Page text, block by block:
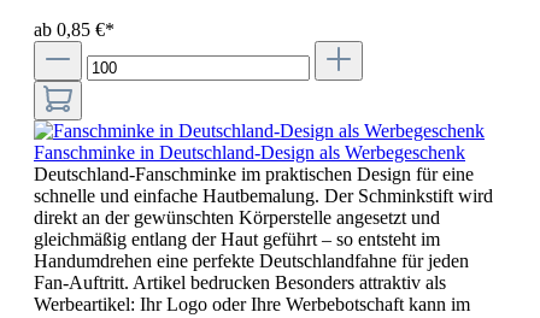
ab 0,85 €*
Fanschminke in Deutschland-Design als Werbegeschenk
Deutschland-Fanschminke im praktischen Design für eine
schnelle und einfache Hautbemalung. Der Schminkstift wird
direkt an der gewünschten Körperstelle angesetzt und
gleichmäßig entlang der Haut geführt – so entsteht im
Handumdrehen eine perfekte Deutschlandfahne für jeden
Fan-Auftritt. Artikel bedrucken Besonders attraktiv als
Werbeartikel: Ihr Logo oder Ihre Werbebotschaft kann im